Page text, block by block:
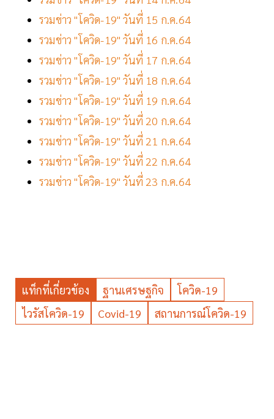
รวมข่าว "โควิด-19" วันที่ 15 ก.ค.64
รวมข่าว "โควิด-19" วันที่ 16 ก.ค.64
รวมข่าว "โควิด-19" วันที่ 17 ก.ค.64
รวมข่าว "โควิด-19" วันที่ 18 ก.ค.64
รวมข่าว "โควิด-19" วันที่ 19 ก.ค.64
รวมข่าว "โควิด-19" วันที่ 20 ก.ค.64
รวมข่าว "โควิด-19" วันที่ 21 ก.ค.64
รวมข่าว "โควิด-19" วันที่ 22 ก.ค.64
รวมข่าว "โควิด-19" วันที่ 23 ก.ค.64
แท็กที่เกี่ยวข้อง ฐานเศรษฐกิจ
โควิด-19
ไวรัสโควิด-19
Covid-19 สถานการณ์โควิด-19